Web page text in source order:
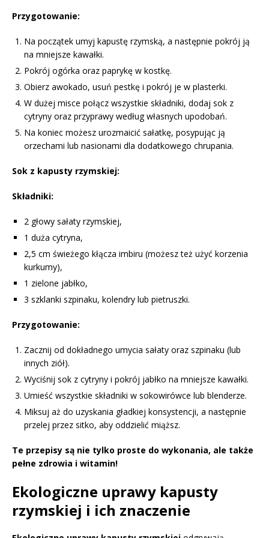
Przygotowanie:
Na początek umyj kapustę rzymską, a następnie pokrój ją
na mniejsze kawałki.
Pokrój ogórka oraz paprykę w kostkę.
Obierz awokado, usuń pestkę i pokrój je w plasterki.
W dużej misce połącz wszystkie składniki, dodaj sok z
cytryny oraz przyprawy według własnych upodobań.
Na koniec możesz urozmaicić sałatkę, posypując ją
orzechami lub nasionami dla dodatkowego chrupania.
Sok z kapusty rzymskiej:
Składniki:
2 głowy sałaty rzymskiej,
1 duża cytryna,
2,5 cm świeżego kłącza imbiru (możesz też użyć korzenia
kurkumy),
1 zielone jabłko,
3 szklanki szpinaku, kolendry lub pietruszki.
Przygotowanie:
Zacznij od dokładnego umycia sałaty oraz szpinaku (lub
innych ziół).
Wyciśnij sok z cytryny i pokrój jabłko na mniejsze kawałki.
Umieść wszystkie składniki w sokowirówce lub blenderze.
Miksuj aż do uzyskania gładkiej konsystencji, a następnie
przelej przez sitko, aby oddzielić miąższ.
Te przepisy są nie tylko proste do wykonania, ale także
pełne zdrowia i witamin!
Ekologiczne uprawy kapusty
rzymskiej i ich znaczenie